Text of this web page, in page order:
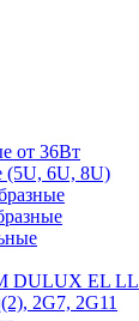
от 36Вт
(5U, 6U, 8U)
DULUX EL LL
2G7, 2G11